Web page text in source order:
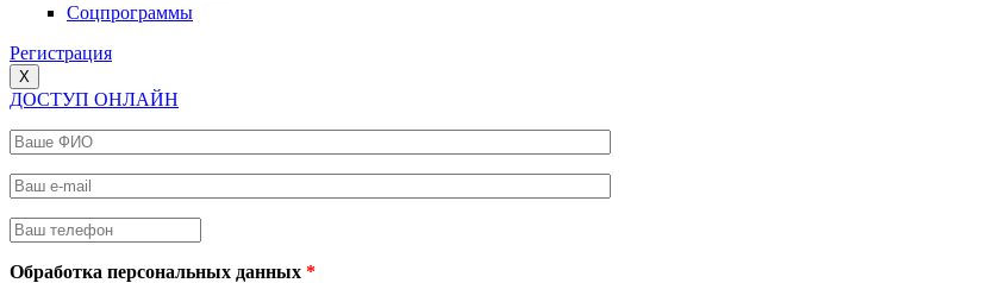
Соцпрограммы
Регистрация
X
ДОСТУП ОНЛАЙН
Ваше ФИО
Ваш e-mail
Ваш телефон
Обработка персональных данных *